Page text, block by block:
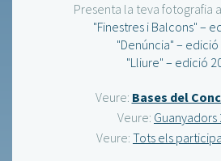
Presenta la teva fotografia
"Finestres i Balcons" –
"Denúncia" – edició
"Lliure" – edició
Veure: Bases del
Veure: Guanyadors
Veure: Tots els